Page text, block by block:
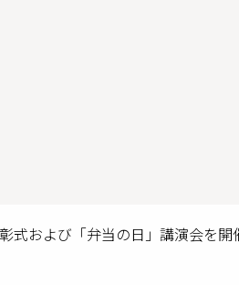
式および「弁当の日」講演会を開